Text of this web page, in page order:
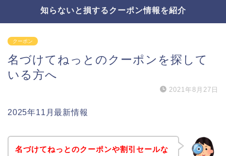
知らないと損するクーポン情報を紹介
クーポン
名づけてねっとのクーポンを探して
いる方へ
2021年8月27日
2025年11月最新情報
名づけてねっとのクーポンや割引セールな